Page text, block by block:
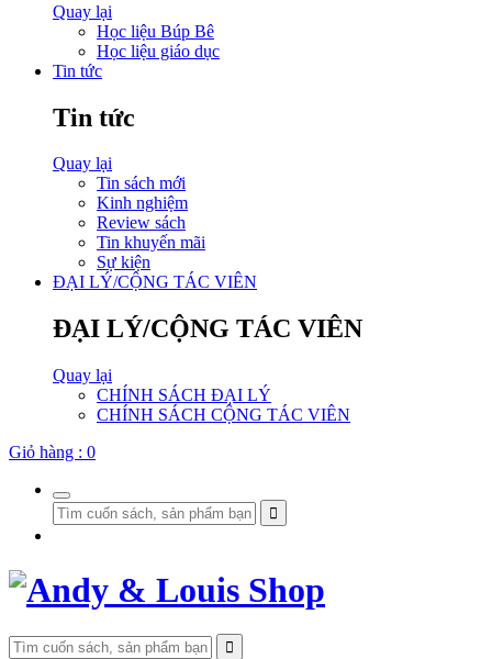
Quay lại
Học liệu Búp Bê
Học liệu giáo dục
Tin tức
Tin tức
Quay lại
Tin sách mới
Kinh nghiệm
Review sách
Tin khuyến mãi
Sự kiện
ĐẠI LÝ/CỘNG TÁC VIÊN
ĐẠI LÝ/CỘNG TÁC VIÊN
Quay lại
CHÍNH SÁCH ĐẠI LÝ
CHÍNH SÁCH CỘNG TÁC VIÊN
Giỏ hàng : 0